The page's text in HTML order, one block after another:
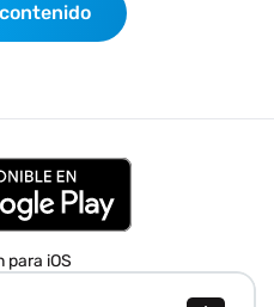
para iOS